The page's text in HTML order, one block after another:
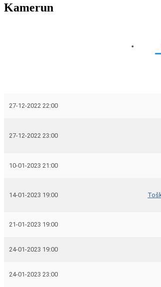
Kamerun
27-12-2022 22:00
27-12-2022 23:00
10-01-2023 21:00
14-01-2023 19:00
21-01-2023 19:00
24-01-2023 19:00
24-01-2023 23:00